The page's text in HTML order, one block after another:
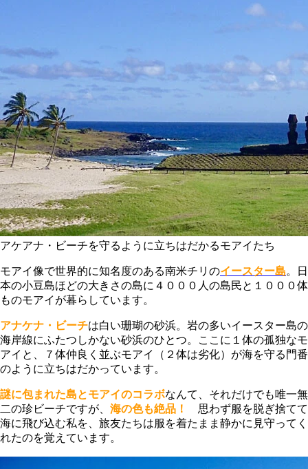
アケアナ・ビーチを守るように立ちはだかるモアイたち
モアイ像で世界的に知名度のある南米チリのイースター島。日
本の小豆島ほどの大きさの島に４０００人の島民と１０００体
ものモアイが暮らしています。
アナケナ・ビーチは白い珊瑚の砂浜。岩の多いイースター島の
海岸線にふたつしかない砂浜のひとつ。ここに１体の孤独なモ
アイと、７体仲良く並ぶモアイ（２体は劣化）が海を守る門番
のように立ちはだかっています。
謎に包まれた島とモアイのコラボなんて、それだけでも唯一無
二の珍ビーチですが、 海の色も絶品！
思わず服を脱ぎ捨てて
海に飛び込む私を、旅友たちは服を着たまま静かに見守ってく
れたのを覚えています。